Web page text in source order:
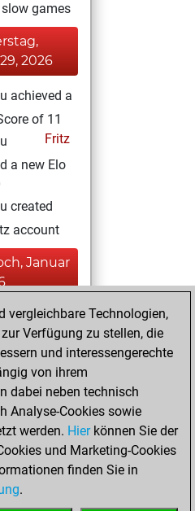
games
2026
achieved a
of 11
Fritz
a new Elo
created
account
Januar
totalled 50
Tactics
tactics
achieved
1791 in
created
vergleichbare Technologien,
Verfügung zu stellen, die
und interessengerechte
von ihrem
dabei neben technisch
Analyse-Cookies sowie
werden. Hierkönnen Sie der
und Marketing-Cookies
finden Sie in
.